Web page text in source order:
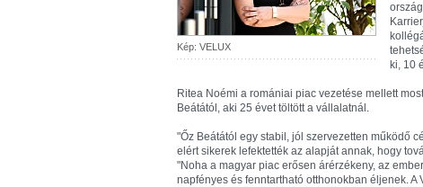
Kép: VELUX
ki, 10
Ritea Noémi a romániai piac vezetése mellett
Beátától, aki 25 évet töltött a vállalatnál.
"Őz Beátától egy stabil, jól szervezetten működő
elért sikerek lefektették az alapját annak, hogy
"Noha a magyar piac erősen árérzékeny, az
napfényes és fenntartható otthonokban éljenek.